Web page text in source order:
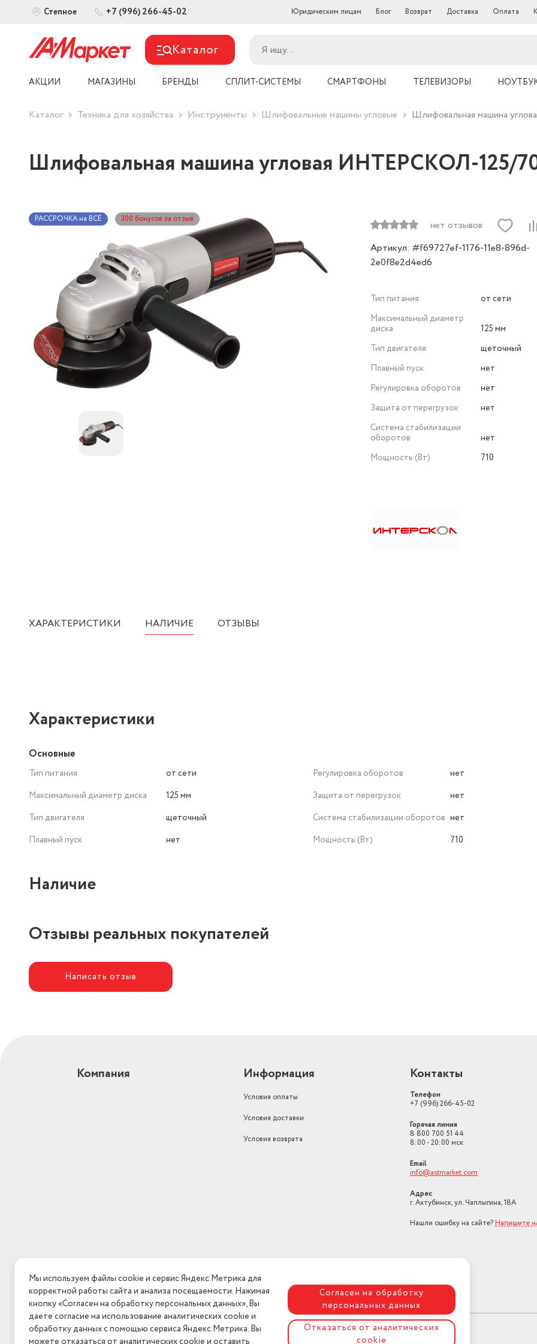
Степное +7 (996) 266-45-02 Юридическим лицам Блог Возврат Доставка Оплата
Каталог
АКЦИИ МАГАЗИНЫ БРЕНДЫ СПЛИТ-СИСТЕМЫ СМАРТФОНЫ ТЕЛЕВИЗОРЫ
Каталог Техника для хозяйства Инструменты Шлифовальные машины угловые Шлифовальная машина
Шлифовальная машина угловая ИНТЕРСКОЛ-125/
РАССРОЧКА на ВСЁ 300 бонусов за отзыв
нет отзывов
Артикул: #f69727ef-1176-11e8-896d-
2e0f8e2d4ed6
Тип питания
от сети
Максимальный диаметр
диска
125 мм
Тип двигателя
щеточный
Плавный пуск
нет
Регулировка оборотов
нет
Защита от перегрузок
нет
Система стабилизации
оборотов
нет
Мощность (Вт)
710
ХАРАКТЕРИСТИКИ НАЛИЧИЕ ОТЗЫВЫ
Характеристики
Основные
Тип питания
от сети
Максимальный диаметр диска
125 мм
Тип двигателя
щеточный
Плавный пуск
нет
Регулировка оборотов
нет
Защита от перегрузок
нет
Система стабилизации оборотов нет
Мощность (Вт)
710
Наличие
Отзывы реальных покупателей
Написать отзыв
Компания Информация
Условия оплаты
Условия доставки
Условия возврата
Контакты
Телефон
+7 (996) 266-45-02
Горячая линия
8 800 700 51 44
8:00 - 20:00 мск
Email
info@astmarket.com
Адрес
г. Ахтубинск, ул. Чаплыгина, 18А
Нашли ошибку на сайте? Напишите
Мы используем файлы cookie и сервис Яндекс.Метрика для
корректной работы сайта и анализа посещаемости. Нажимая
кнопку «Согласен на обработку персональных данных», Вы
даете согласие на использование аналитических cookie и
обработку данных с помощью сервиса Яндекс.Метрика. Вы
можете отказаться от аналитических cookie и оставить
Согласен на обработку
персональных данных
Отказаться от аналитических
cookie